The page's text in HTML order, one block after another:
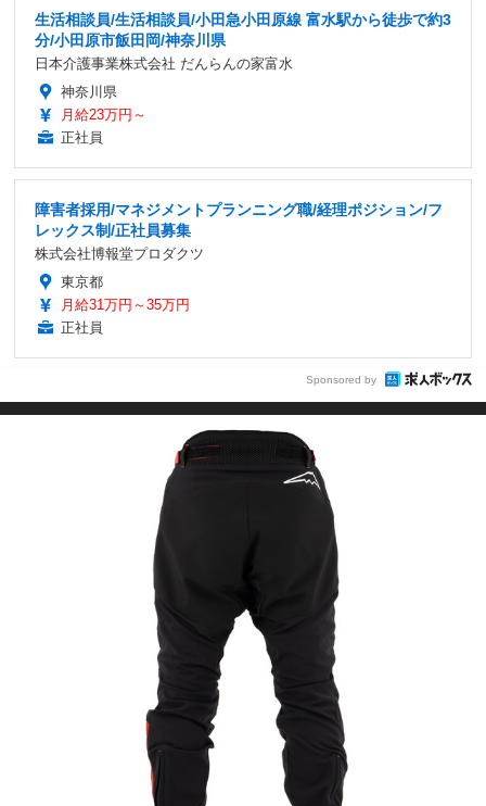
生活相談員/生活相談員/小田急小田原線 富水駅から徒歩で約3
分/小田原市飯田岡/神奈川県
日本介護事業株式会社 だんらんの家富水
神奈川県
月給23万円～
正社員
障害者採用/マネジメントプランニング職/経理ポジション/フ
レックス制/正社員募集
株式会社博報堂プロダクツ
東京都
月給31万円～35万円
正社員
Sponsored by